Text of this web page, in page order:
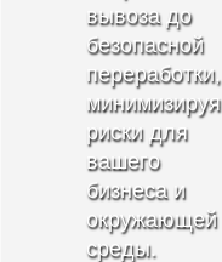
вывоза до
безопасной
переработки,
минимизируя
риски для
вашего
бизнеса и
окружающей
среды.